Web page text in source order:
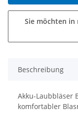
Sie möchten in
Beschreibung
Akku-Laubbläser
komfortabler